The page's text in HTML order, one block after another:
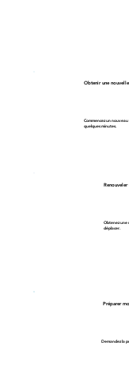
Obtenir une
Commencez un
quelques minutes.
Obtenez une
déplacer.
Préparer
Demandez la